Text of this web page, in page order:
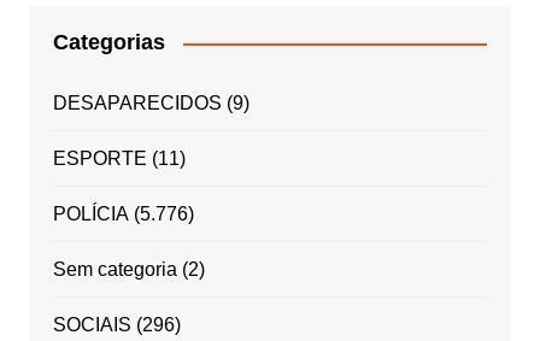
Categorias
DESAPARECIDOS (9)
ESPORTE (11)
POLÍCIA(5.776)
Sem categoria(2)
SOCIAIS (296)